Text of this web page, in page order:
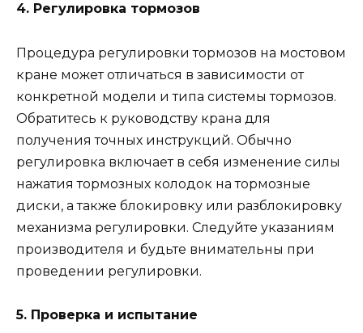
4. Регулировка тормозов
Процедура регулировки тормозов на мостовом
кране может отличаться в зависимости от
конкретной модели и типа системы тормозов.
Обратитесь к руководству крана для
получения точных инструкций. Обычно
регулировка включает в себя изменение силы
нажатия тормозных колодок на тормозные
диски, а также блокировку или разблокировку
механизма регулировки. Следуйте указаниям
производителя и будьте внимательны при
проведении регулировки.
5. Проверка и испытание